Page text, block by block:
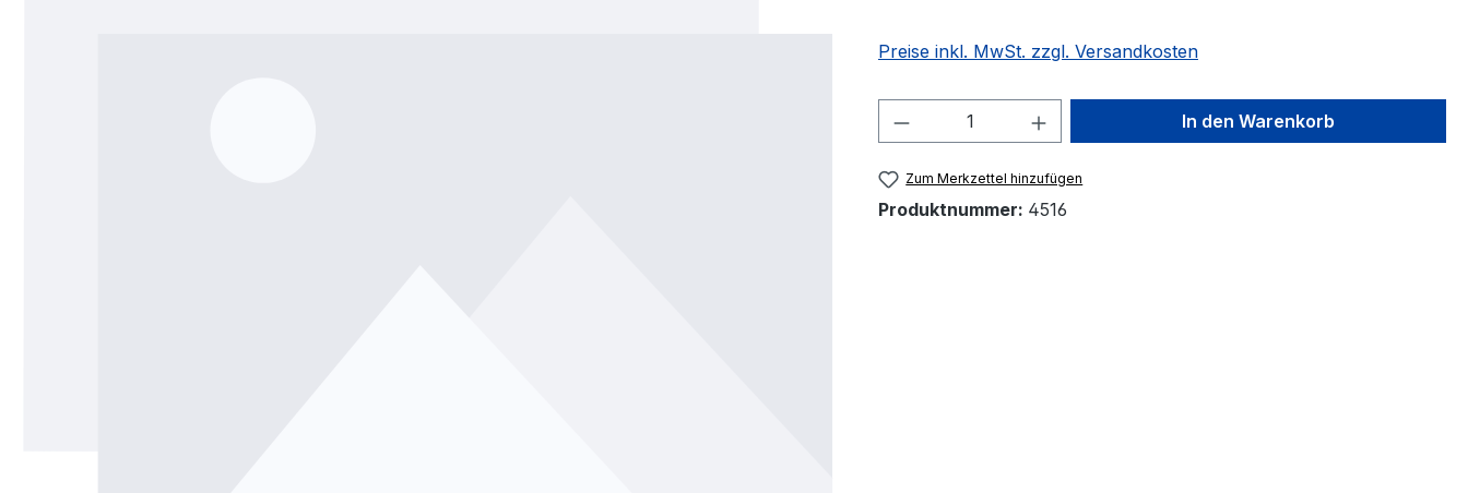
Preise inkl. MwSt. zzgl. Versandkosten
Produkt Anzahl: Gib den gewünschten Wert
In den Warenkorb
Zum Merkzettel hinzufügen
Produktnummer: 4516